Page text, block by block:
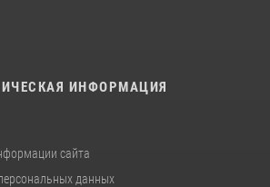
ИНФОРМАЦИЯ
сайта
данных